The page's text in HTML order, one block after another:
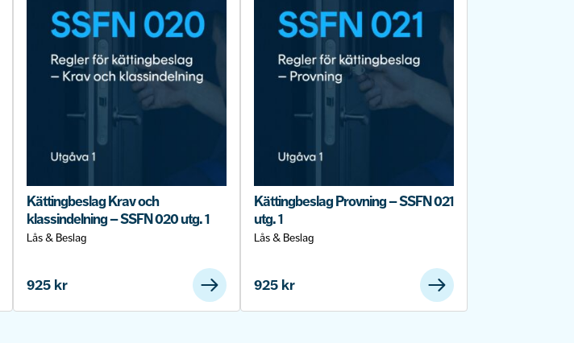
Kättingbeslag Krav och
klassindelning – SSFN 020 utg. 1
Lås & Beslag
925 kr
Kättingbeslag Provning – SSFN 021
utg. 1
Lås & Beslag
925 kr